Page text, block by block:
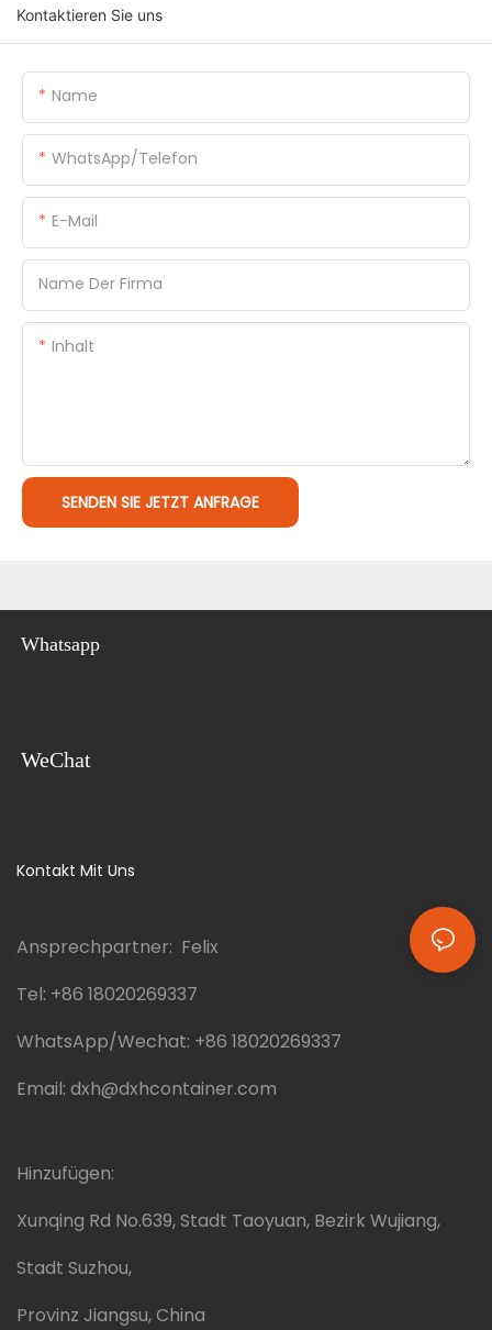
Kontaktieren Sie uns
Name
WhatsApp/Telefon
E-Mail
Name Der Firma
Inhalt
SENDEN SIE JETZT ANFRAGE
Whatsapp
WeChat
Kontakt Mit Uns
Ansprechpartner: Felix
Tel: +86 18020269337
WhatsApp/Wechat: +86 18020269337
Email: dxh@dxhcontainer.com
Hinzufügen:
Xunqing Rd No.639, Stadt Taoyuan, Bezirk Wujiang,
Stadt Suzhou,
Provinz Jiangsu, China